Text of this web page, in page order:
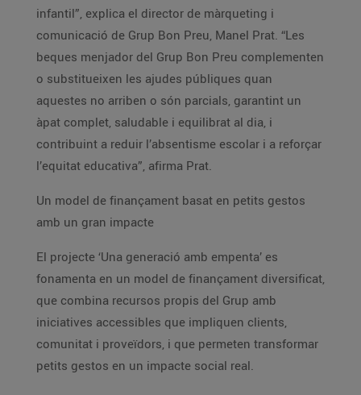
infantil”, explica el director de màrqueting i
comunicació de Grup Bon Preu, Manel Prat. “Les
beques menjador del Grup Bon Preu complementen
o substitueixen les ajudes públiques quan
aquestes no arriben o són parcials, garantint un
àpat complet, saludable i equilibrat al dia, i
contribuint a reduir l’absentisme escolar i a reforçar
l’equitat educativa”, afirma Prat.
Un model de finançament basat en petits gestos
amb un gran impacte
El projecte ‘Una generació amb empenta’ es
fonamenta en un model de finançament diversificat,
que combina recursos propis del Grup amb
iniciatives accessibles que impliquen clients,
comunitat i proveïdors, i que permeten transformar
petits gestos en un impacte social real.